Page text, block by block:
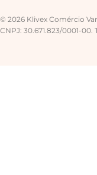
© 2026 Klivex Comércio
CNPJ: 30.671.823/0001-